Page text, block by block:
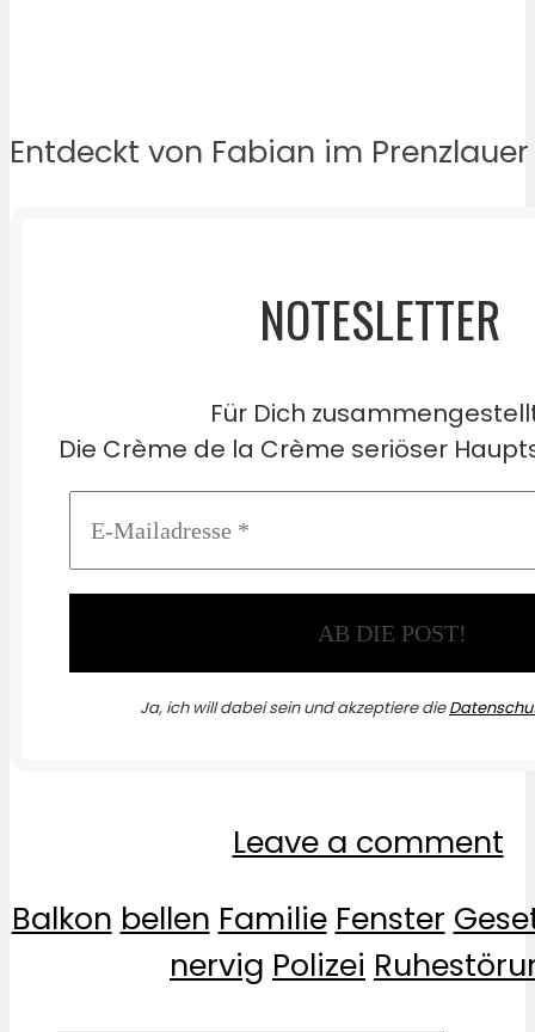
Entdeckt von Fabian im Prenzlauer
NOTESLETTER
Für Dich
Die Crème de la Crème seriöser
Ja, ich will dabei sein und akzeptiere die
Leave a comment
Balkon bellen Familie Fenster
nervig Polizei